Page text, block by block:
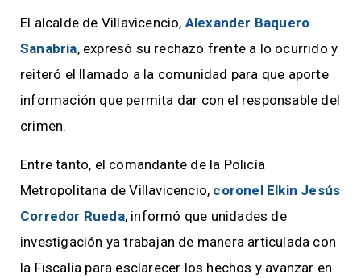
El alcalde de Villavicencio, Alexander Baquero
Sanabria, expresó su rechazo frente a lo ocurrido y
reiteró el llamado a la comunidad para que aporte
información que permita dar con el responsable del
crimen.
Entre tanto, el comandante de la Policía
Metropolitana de Villavicencio, coronel Elkin Jesús
Corredor Rueda, informó que unidades de
investigación ya trabajan de manera articulada con
la Fiscalía para esclarecer los hechos y avanzar en